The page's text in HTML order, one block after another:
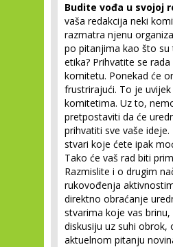
Budite vođa u svojoj
vaša redakcija neki
razmatra njenu
po pitanjima kao što su
etika? Prihvatite se
komitetu. Ponekad će
frustrirajući. To je uvijek
komitetima. Uz to,
pretpostaviti da će
prihvatiti sve vaše
stvari koje ćete ipak
Tako će vaš rad biti
Razmislite i o drugim
rukovođenja
direktno obraćanje
stvarima koje vas
diskusiju uz suhi obrok,
aktuelnom pitanju